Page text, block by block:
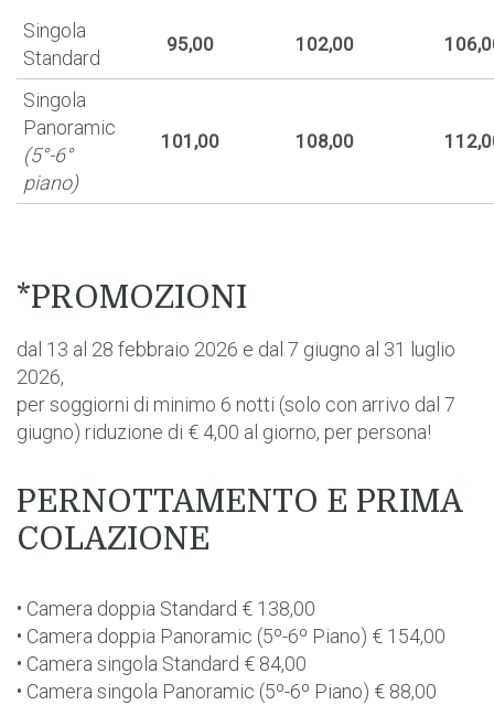
Singola
Standard
95,00 102,00
Singola
Panoramic
(5°-6°
piano)
101,00 108,00
*PROMOZIONI
dal 13 al 28 febbraio 2026 e dal 7 giugno al 31 luglio
2026,
per soggiorni di minimo 6 notti (solo con arrivo dal 7
giugno) riduzione di € 4,00 al giorno, per persona!
PERNOTTAMENTO E PRIMA
COLAZIONE
• Camera doppia Standard € 138,00
• Camera doppia Panoramic (5º-6º Piano) € 154,00
• Camera singola Standard € 84,00
• Camera singola Panoramic (5º-6º Piano) € 88,00